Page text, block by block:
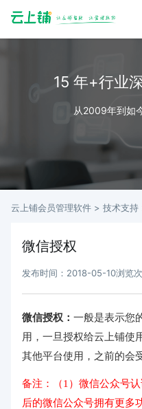
15 年+行业
从2009年到如
云上铺会员管理软件 > 技术支持
微信授权
发布时间：2018-05-10浏览
微信授权： 一般是表示您
用，一旦授权给云上铺使
其他平台使用，之前的会
备注：（1）微信公众号
后的微信公众号拥有更多